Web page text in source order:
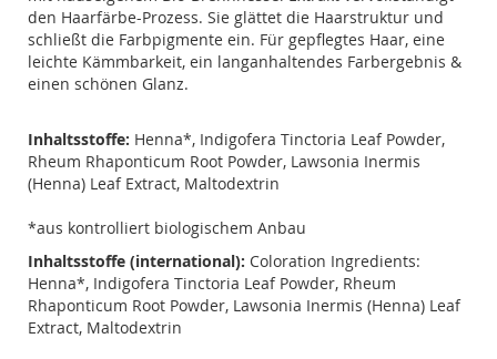
den Haarfärbe-Prozess. Sie glättet die Haarstruktur und
schließt die Farbpigmente ein. Für gepflegtes Haar, eine
leichte Kämmbarkeit, ein langanhaltendes Farbergebnis &
einen schönen Glanz.
Inhaltsstoffe: Henna*, Indigofera Tinctoria Leaf Powder,
Rheum Rhaponticum Root Powder, Lawsonia Inermis
(Henna) Leaf Extract, Maltodextrin
*aus kontrolliert biologischem Anbau
Inhaltsstoffe (international): Coloration Ingredients:
Henna*, Indigofera Tinctoria Leaf Powder, Rheum
Rhaponticum Root Powder, Lawsonia Inermis (Henna) Leaf
Extract, Maltodextrin